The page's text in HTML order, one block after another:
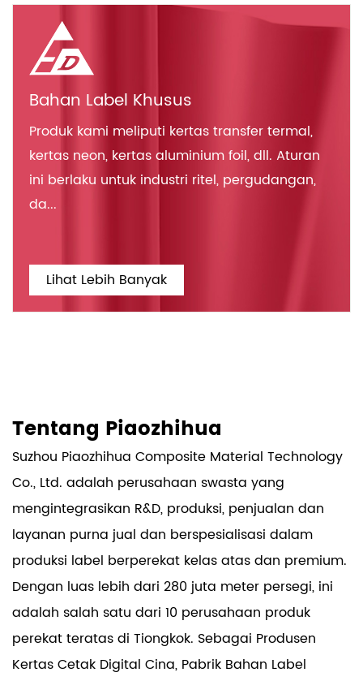
Bahan Label Khusus
Produk kami meliputi kertas transfer termal,
kertas neon, kertas aluminium foil, dll. Aturan
ini berlaku untuk industri ritel, pergudangan,
da...
Lihat Lebih Banyak
Tentang Piaozhihua
Suzhou Piaozhihua Composite Material Technology
Co., Ltd. adalah perusahaan swasta yang
mengintegrasikan R&D, produksi, penjualan dan
layanan purna jual dan berspesialisasi dalam
produksi label berperekat kelas atas dan premium.
Dengan luas lebih dari 280 juta meter persegi, ini
adalah salah satu dari 10 perusahaan produk
perekat teratas di Tiongkok. Sebagai Produsen
Kertas Cetak Digital Cina, Pabrik Bahan Label